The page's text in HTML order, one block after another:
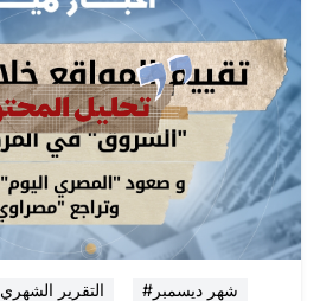
#التقرير الشهري #شهر ديسمبر